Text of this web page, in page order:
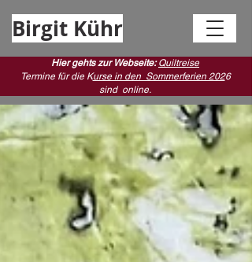
Birgit Kühr
Hier gehts zur Webseite:Quiltreise
Termine für die Kurse in den Sommerferien 2026
sind online.